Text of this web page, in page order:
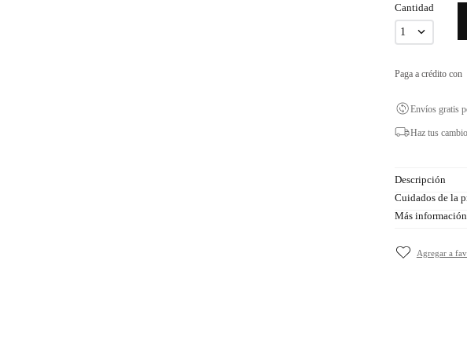
Cantidad
1
Paga a crédito con
Envíos gratis
Haz tus
Descripción
Cuidados de la
Más información